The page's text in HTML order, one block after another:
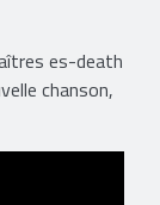
es-death
chanson,